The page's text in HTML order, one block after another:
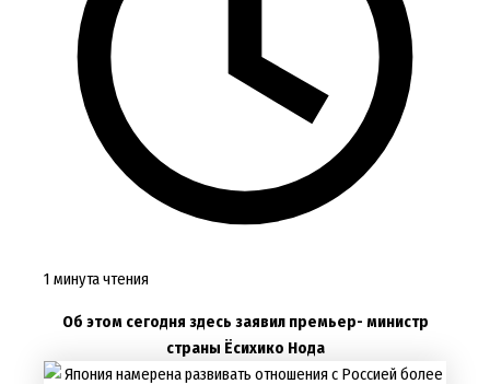
1 минута чтения
Об этом сегодня здесь заявил премьер- министр
страны Ёсихико Нода